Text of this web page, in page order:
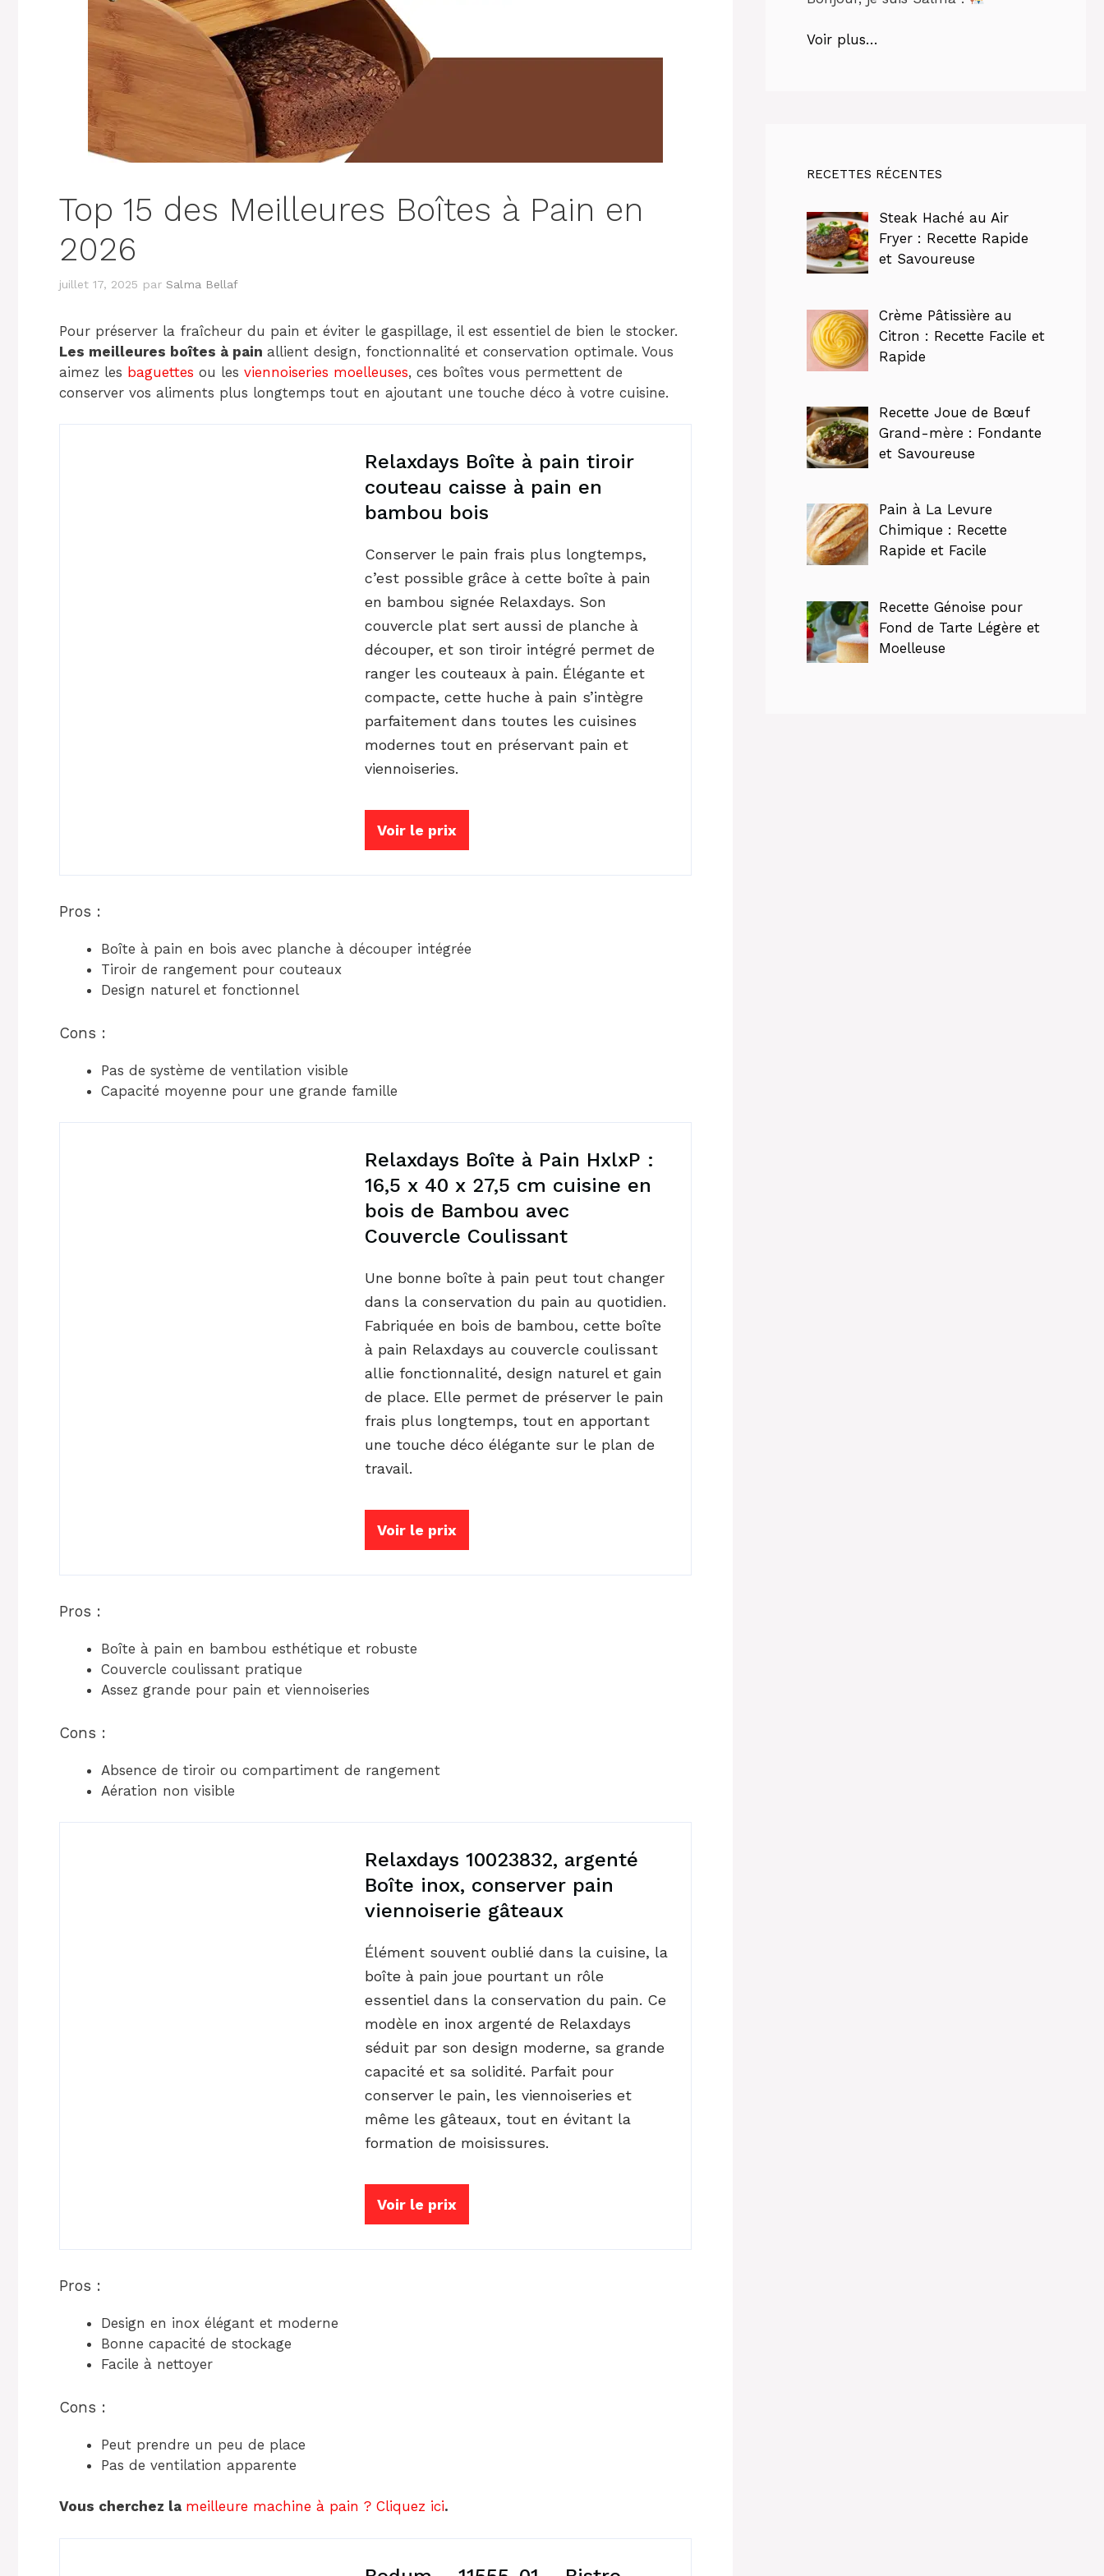
Top 15 des Meilleures Boîtes à Pain en
2026
juillet 17, 2025 par Salma Bellaf
Pour préserver la fraîcheur du pain et éviter le gaspillage, il est essentiel de bien le stocker.
Les meilleures boîtes à pain allient design, fonctionnalité et conservation optimale. Vous
aimez les baguettes ou les viennoiseries moelleuses, ces boîtes vous permettent de
conserver vos aliments plus longtemps tout en ajoutant une touche déco à votre cuisine.
Relaxdays Boîte à pain tiroir
couteau caisse à pain en
bambou bois
Conserver le pain frais plus longtemps,
c’est possible grâce à cette boîte à pain
en bambou signée Relaxdays. Son
couvercle plat sert aussi de planche à
découper, et son tiroir intégré permet de
ranger les couteaux à pain. Élégante et
compacte, cette huche à pain s’intègre
parfaitement dans toutes les cuisines
modernes tout en préservant pain et
viennoiseries.
Voir le prix
Pros :
Boîte à pain en bois avec planche à découper intégrée
Tiroir de rangement pour couteaux
Design naturel et fonctionnel
Cons :
Pas de système de ventilation visible
Capacité moyenne pour une grande famille
Relaxdays Boîte à Pain HxlxP :
16,5 x 40 x 27,5 cm cuisine en
bois de Bambou avec
Couvercle Coulissant
Une bonne boîte à pain peut tout changer
dans la conservation du pain au quotidien.
Fabriquée en bois de bambou, cette boîte
à pain Relaxdays au couvercle coulissant
allie fonctionnalité, design naturel et gain
de place. Elle permet de préserver le pain
frais plus longtemps, tout en apportant
une touche déco élégante sur le plan de
travail.
Voir le prix
Pros :
Boîte à pain en bambou esthétique et robuste
Couvercle coulissant pratique
Assez grande pour pain et viennoiseries
Cons :
Absence de tiroir ou compartiment de rangement
Aération non visible
Relaxdays 10023832, argenté
Boîte inox, conserver pain
viennoiserie gâteaux
Élément souvent oublié dans la cuisine, la
boîte à pain joue pourtant un rôle
essentiel dans la conservation du pain. Ce
modèle en inox argenté de Relaxdays
séduit par son design moderne, sa grande
capacité et sa solidité. Parfait pour
conserver le pain, les viennoiseries et
même les gâteaux, tout en évitant la
formation de moisissures.
Voir le prix
Pros :
Design en inox élégant et moderne
Bonne capacité de stockage
Facile à nettoyer
Cons :
Peut prendre un peu de place
Pas de ventilation apparente
Vous cherchez la meilleure machine à pain ? Cliquez ici.
Voir plus…
RECETTES RÉCENTES
Steak Haché au Air
Fryer : Recette Rapide
et Savoureuse
Crème Pâtissière au
Citron : Recette Facile et
Rapide
Recette Joue de Bœuf
Grand-mère : Fondante
et Savoureuse
Pain à La Levure
Chimique : Recette
Rapide et Facile
Recette Génoise pour
Fond de Tarte Légère et
Moelleuse